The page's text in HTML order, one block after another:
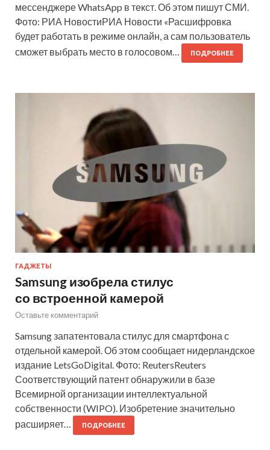
мессенджере WhatsApp в текст. Об этом пишут СМИ.
Фото: РИА НовостиРИА Новости «Расшифровка
будет работать в режиме онлайн, а сам пользователь
сможет выбрать место в голосовом…
ПОДРОБНЕЕ
ГАДЖЕТЫ
Samsung изобрела стилус
со встроенной камерой
Оставьте комментарий
Samsung запатентовала стилус для смартфона с
отдельной камерой. Об этом сообщает нидерландское
издание LetsGoDigital. Фото: ReutersReuters
Соответствующий патент обнаружили в базе
Всемирной организации интеллектуальной
собственности (WIPO). Изобретение значительно
расширяет…
ПОДРОБНЕЕ